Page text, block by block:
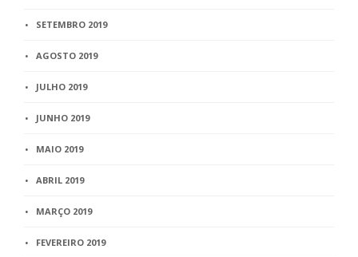
SETEMBRO 2019
AGOSTO 2019
JULHO 2019
JUNHO 2019
MAIO 2019
ABRIL 2019
MARÇO 2019
FEVEREIRO 2019